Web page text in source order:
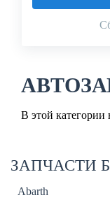
В этой категории
ЗАПЧАСТИ
Abarth